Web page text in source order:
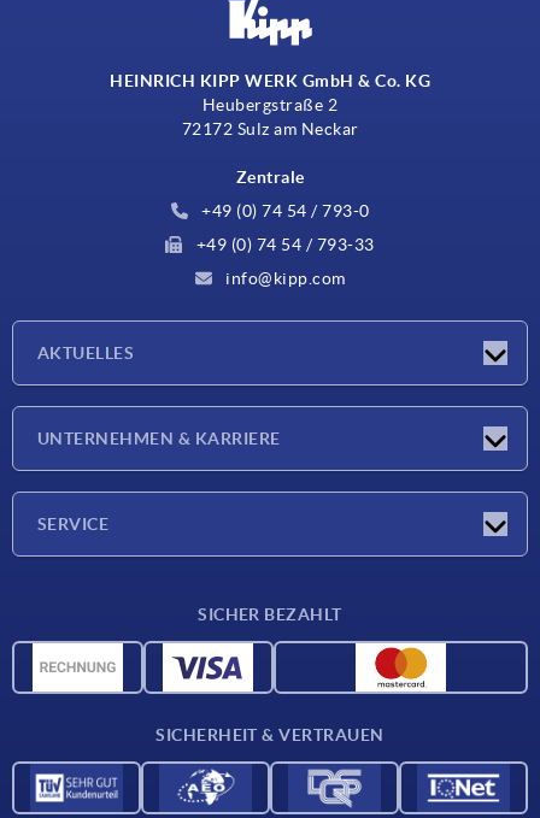
HEINRICH KIPP WERK GmbH & Co. KG
Heubergstraße 2
72172 Sulz am Neckar
Zentrale
+49 (0) 74 54 / 793-0
+49 (0) 74 54 / 793-33
info@kipp.com
AKTUELLES
Presseberichte
UNTERNEHMEN & KARRIERE
SERVICE
Werkstoffübersicht
SICHER BEZAHLT
SICHERHEIT & VERTRAUEN